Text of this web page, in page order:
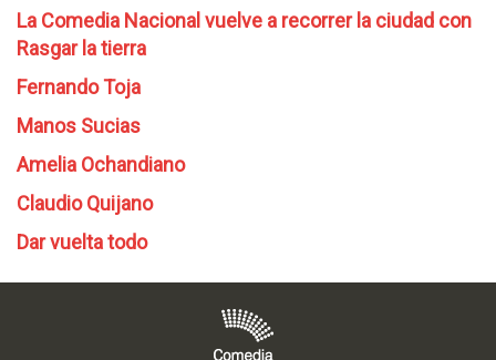
La Comedia Nacional vuelve a recorrer la ciudad con
Rasgar la tierra
Fernando Toja
Manos Sucias
Amelia Ochandiano
Claudio Quijano
Dar vuelta todo